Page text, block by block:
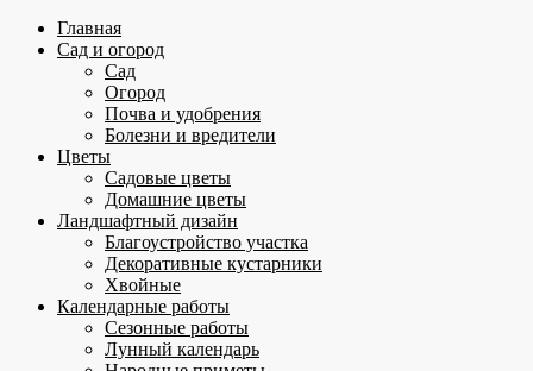
Главная
Сад и огород
Сад
Огород
Почва и удобрения
Болезни и вредители
Цветы
Садовые цветы
Домашние цветы
Ландшафтный дизайн
Благоустройство участка
Декоративные кустарники
Хвойные
Календарные работы
Сезонные работы
Лунный календарь